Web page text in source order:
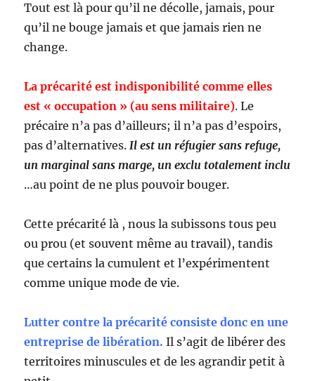
Tout est là pour qu’il ne décolle, jamais, pour
qu’il ne bouge jamais et que jamais rien ne
change.
La précarité est indisponibilité comme elles
est « occupation » (au sens militaire). Le
précaire n’a pas d’ailleurs; il n’a pas d’espoirs,
pas d’alternatives.Il est un réfugier sans refuge,
un marginal sans marge, un exclu totalement inclu
…au point de ne plus pouvoir bouger.
Cette précarité là , nous la subissons tous peu
ou prou (et souvent même au travail), tandis
que certains la cumulent et l’expérimentent
comme unique mode de vie.
Lutter contre la précarité consiste donc en une
entreprise de libération. Il s’agit de libérer des
territoires minuscules et de les agrandir petit à